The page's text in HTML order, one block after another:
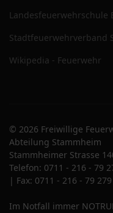
Landesfeuerwehrschule
Stadtfeuerwehrverband
Wikipedia - Feuerwehr
© 2026 Freiwillige
Abteilung Stammheim
Stammheimer Strasse
Telefon: 0711 - 216 - 79
| Fax: 0711 - 216 - 79 279
Im Notfall immer